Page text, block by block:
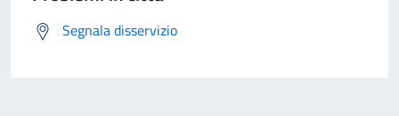
Segnala disservizio